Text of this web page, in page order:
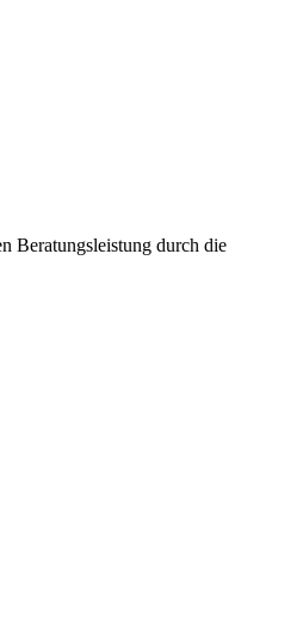
Beratungsleistung durch die